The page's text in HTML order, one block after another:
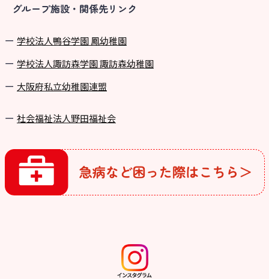
グループ施設・関係先リンク
学校法⼈鴨⾕学園 鳳幼稚園
学校法⼈諏訪森学園 諏訪森幼稚園
⼤阪府私⽴幼稚園連盟
社会福祉法人野田福祉会